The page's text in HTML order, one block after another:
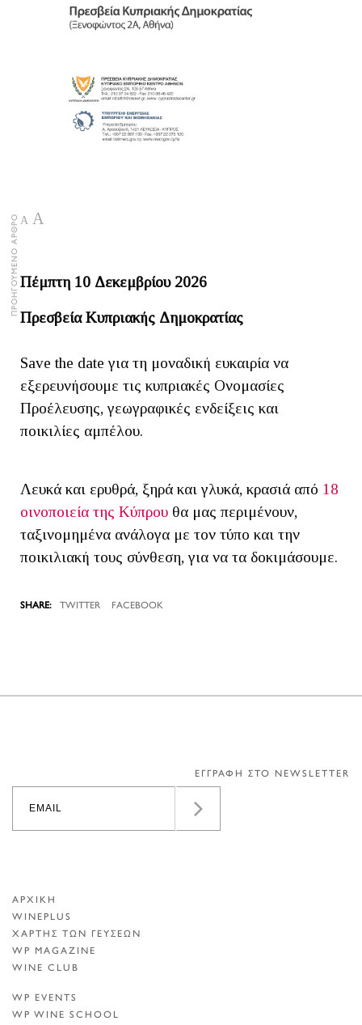
ΠΡΟΗΓΟΥΜΕΝΟ ΑΡΘΡΟ A A
Πέμπτη 10 Δεκεμβρίου 2026
Πρεσβεία Κυπριακής Δημοκρατίας
Save the date για τη μοναδική ευκαιρία να
εξερευνήσουμε τις κυπριακές Ονομασίες
Προέλευσης, γεωγραφικές ενδείξεις και
ποικιλίες αμπέλου.
Λευκά και ερυθρά, ξηρά και γλυκά, κρασιά από 18
οινοποιεία της Κύπρου θα μας περιμένουν,
ταξινομημένα ανάλογα με τον τύπο και την
ποικιλιακή τους σύνθεση, για να τα δοκιμάσουμε.
TWITTER FACEBOOK
ΕΓΓΡΑΦΗ ΣΤΟ NEWSLETTER
ΑΡΧΙΚΗ
WINEPLUS
ΧΑΡΤΗΣ ΤΩΝ ΓΕΥΣΕΩΝ
WP MAGAZINE
WINE CLUB
WP EVENTS
WP WINE SCHOOL